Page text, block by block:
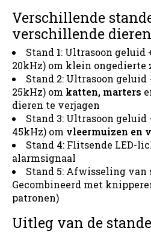
Verschillende
verschillende dieren
Stand 1: Ultrasoon geluid
20kHz) om klein ongedierte
Stand 2: Ultrasoon
25kHz) om katten, marters
dieren te verjagen
Stand 3: Ultrasoon
45kHz) om vleermuizen en
Stand 4: Flitsende LED-
alarmsignaal
Stand 5: Afwisseling van
Gecombineerd met
patronen)
Uitleg van de